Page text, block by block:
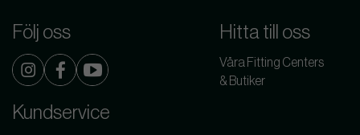
Följ oss Hitta till oss
Våra Fitting Centers
& Butiker
Kundservice